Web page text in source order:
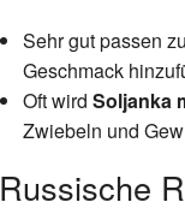
Sehr gut passen zu
Geschmack
Oft wird Soljanka
Zwiebeln und
Russische